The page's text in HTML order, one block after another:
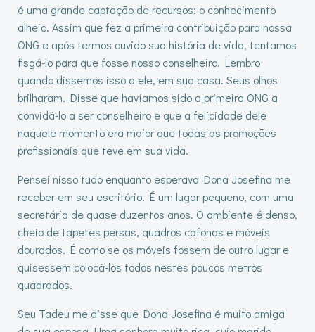
é uma grande captação de recursos: o conhecimento
alheio. Assim que fez a primeira contribuição para nossa
ONG e após termos ouvido sua história de vida, tentamos
fisgá-lo para que fosse nosso conselheiro. Lembro
quando dissemos isso a ele, em sua casa. Seus olhos
brilharam. Disse que havíamos sido a primeira ONG a
convidá-lo a ser conselheiro e que a felicidade dele
naquele momento era maior que todas as promoções
profissionais que teve em sua vida.
Pensei nisso tudo enquanto esperava Dona Josefina me
receber em seu escritório. É um lugar pequeno, com uma
secretária de quase duzentos anos. O ambiente é denso,
cheio de tapetes persas, quadros cafonas e móveis
dourados. É como se os móveis fossem de outro lugar e
quisessem colocá-los todos nestes poucos metros
quadrados.
Seu Tadeu me disse que Dona Josefina é muito amiga